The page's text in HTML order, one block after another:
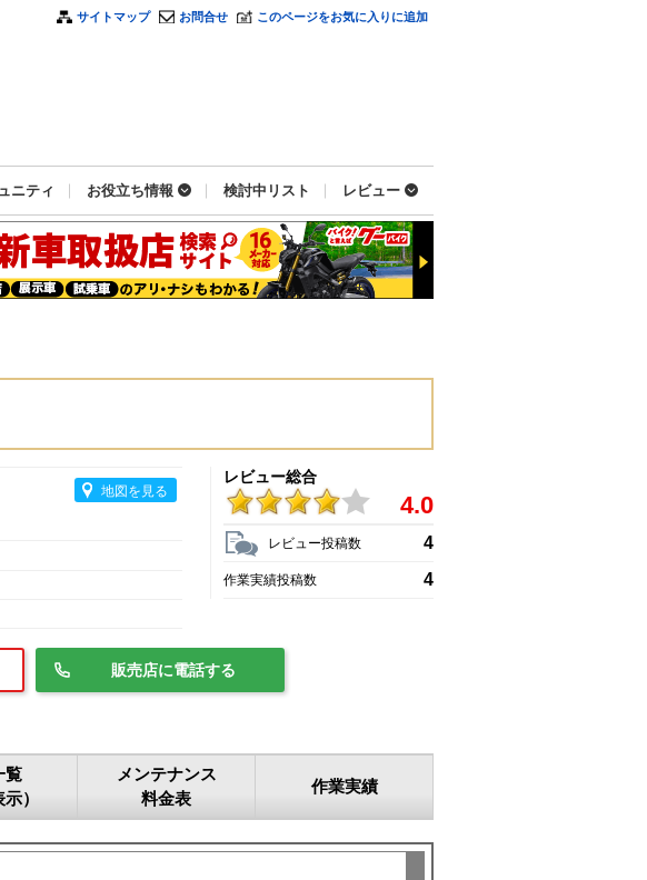
サイトマップ お問合せ このページをお気に入りに追加
ニティ お役立ち情報 検討中リスト レビュー
地図を見る
レビュー総合
4.0
レビュー投稿数 4
作業実績投稿数 4
販売店に電話する
覧
）
メンテナンス
料金表
作業実績